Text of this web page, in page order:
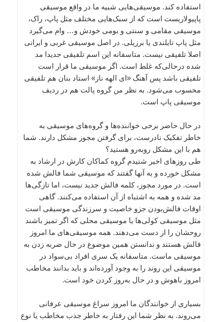
استفاده کند. موسیقی‌هایی شبیه ما در واقع موسیقی
پاپیولاریست است که از سبک‌هایی مختلف مثل پاپ، راک،
موسیقی مقامی و سنتی و بومی خودش و… وام می‌گیرد
مثل پاپ تایلندی یا برزیلی. در اصل موسیقی غربی و ایرانی
اصلا تلفیقی نیست. متاسفانه این اسم تلفیقی جدیدا مد
شده درحالی‌که غلط است. اگر موسیقی ما قرار است
تلفیقی باشد پس آهنگ «ای الهه ناز» استاد بنان هم تلفیقی
محسوب می‌شود. به نظر من گروه پالت هم در ردیف
موسیقی پاپ است.
در حال حاضر برخی خواننده‌ها و گروه‌های موسیقی به
خاطر تفکیک نادرست، برای گرفتن مجوز مشکل دارند. شما
هم با این مشکل روبه‌رو هستید؟
طی روزهای اخیر شنیدم گروه کماکان کارش در ارشاد به
مشکل خورده و به آنها گفتند که موسیقی شما فالش شده
است. در مورد مجوز، کلمه فالش جدید نیست، اما تاز‌گی‌ها
مد شده و همه به اشتباه از آن استفاده می‌کنند. گاهی
اوقات فالش‌بودن جزو خاصیت و سرزندگی موسیقی است
مثل موسیقی کولی‌ها یا موسیقی محلی که اگر تمیز باشند
روحشان را از دست می‌دهند. همه‌ موسیقی‌های ما امروز
فالش هستند و ندانستن همین موضوع در حال ضربه زدن به
موسیقی ماست. متاسفانه یک سری افراد بی‌سواد در
موسیقی این روند را به وجود آورده‌اند و باید بدانند مخاطب
امروز باهوش و در حال به‌روز کردن خود است.
بسیاری از خوانندگان ما امروز سراغ موسیقی عرفانی
می‌روند. به نظر شما این رفتار به خاطر جذب مخاطب یا نوع